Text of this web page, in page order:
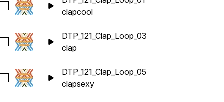
Seleccionar DTP_121_Clap_Loop_01
clapcool
Seleccionar DTP_121_Clap_Loop_03
DTP_121_Clap_Loop_03
clap
Seleccionar DTP_121_Clap_Loop_05
DTP_121_Clap_Loop_05
clapsexy